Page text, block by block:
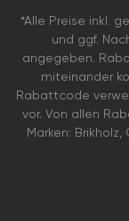
*Alle Preise inkl.
und ggf.
angegeben.
miteinander
Rabattcode
vor. Von allen
Marken: Brikholz,